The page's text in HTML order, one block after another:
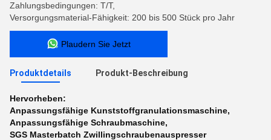
Zahlungsbedingungen: T/T,
Versorgungsmaterial-Fähigkeit: 200 bis 500 Stück pro Jahr
Plaudern Sie Jetzt
Produktdetails Produkt-Beschreibung
Hervorheben:
Anpassungsfähige Kunststoffgranulationsmaschine,
Anpassungsfähige Schraubmaschine,
SGS Masterbatch Zwillingschraubenauspresser